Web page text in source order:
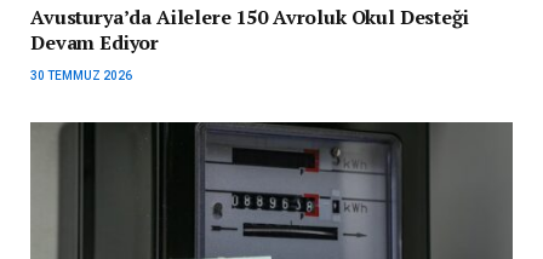
Avusturya’da Ailelere 150 Avroluk Okul Desteği
Devam Ediyor
30 TEMMUZ 2026